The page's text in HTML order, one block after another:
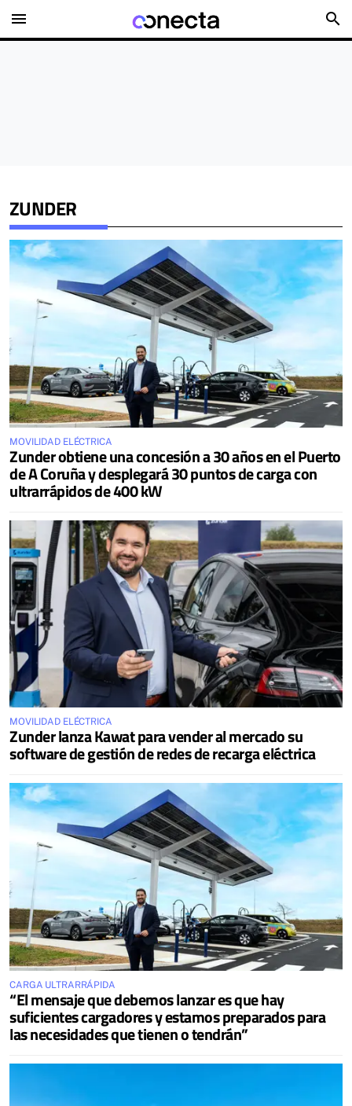
menu search
ZUNDER
MOVILIDAD ELÉCTRICA
Zunder obtiene una concesión a 30 años en el Puerto
de A Coruña y desplegará 30 puntos de carga con
ultrarrápidos de 400 kW
MOVILIDAD ELÉCTRICA
Zunder lanza Kawat para vender al mercado su
software de gestión de redes de recarga eléctrica
CARGA ULTRARRÁPIDA
“El mensaje que debemos lanzar es que hay
suficientes cargadores y estamos preparados para
las necesidades que tienen o tendrán”